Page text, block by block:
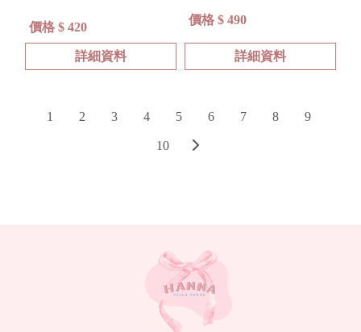
價格 $ 420
詳細資料
價格 $ 490
詳細資料
1 2 3 4 5 6 7 8 9
10